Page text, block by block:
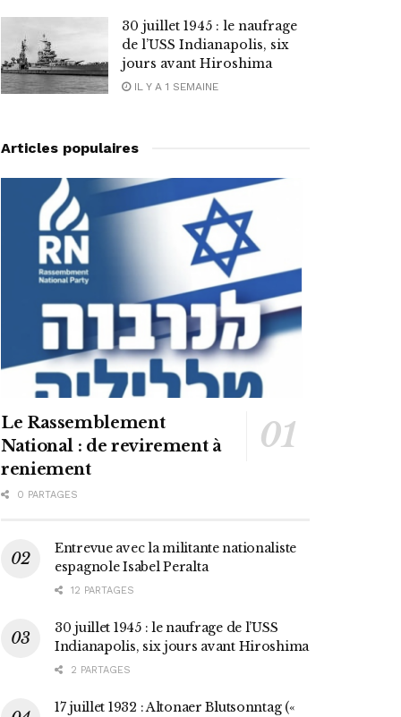
30 juillet 1945 : le naufrage
de l’USS Indianapolis, six
jours avant Hiroshima
IL Y A 1 SEMAINE
Articles populaires
Le Rassemblement
National : de revirement à
reniement
0 PARTAGES
Entrevue avec la militante nationaliste
espagnole Isabel Peralta
12 PARTAGES
30 juillet 1945 : le naufrage de l’USS
Indianapolis, six jours avant Hiroshima
2 PARTAGES
17 juillet 1932 : Altonaer Blutsonntag («